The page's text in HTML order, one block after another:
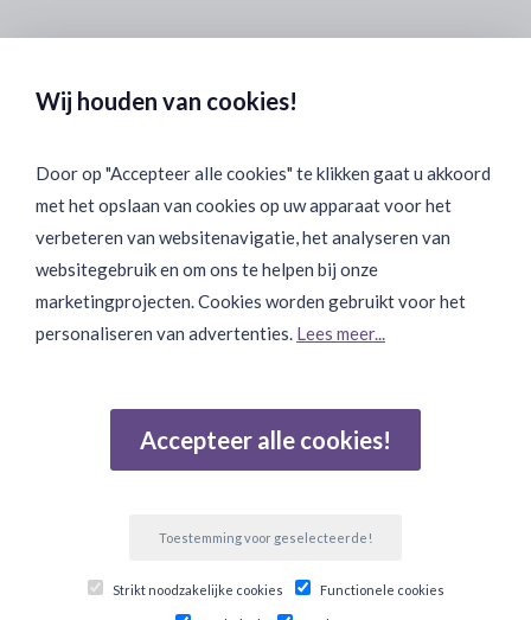
Binnen 24 uur Discreet Bezorgd:
Join Onze Community:
© Copyright 2026 Ten Twelve Lifestyle E-Commerce. Alle
Wij houden van cookies!
Door op "Accepteer alle cookies" te klikken gaat u akkoord
met het opslaan van cookies op uw apparaat voor het
verbeteren van websitenavigatie, het analyseren van
websitegebruik en om ons te helpen bij onze
marketingprojecten. Cookies worden gebruikt voor het
personaliseren van advertenties. Lees meer...
Accepteer alle cookies!
Toestemming voor geselecteerde!
Strikt noodzakelijke cookies Functionele cookies